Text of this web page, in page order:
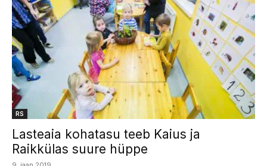
RS
Lasteaia kohatasu teeb Kaius ja
Raikkülas suure hüppe